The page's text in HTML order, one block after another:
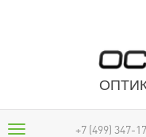
+7 (499) 347-